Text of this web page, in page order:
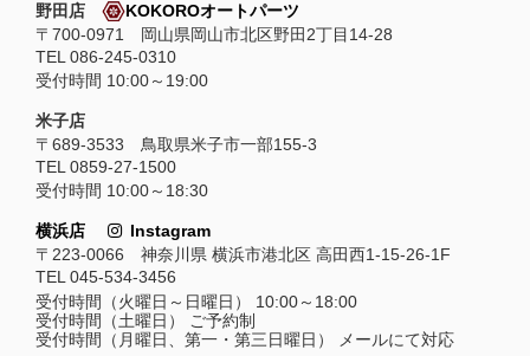
野田店
KOKOROオートパーツ
〒700-0971 岡山県岡山市北区野田2丁目14-28
TEL 086-245-0310
受付時間 10:00～19:00
米子店
〒689-3533 鳥取県米子市一部155-3
TEL 0859-27-1500
受付時間 10:00～18:30
横浜店
Instagram
〒223-0066 神奈川県 横浜市港北区 高田西1-15-26-1F
TEL 045-534-3456
受付時間（火曜日～日曜日） 10:00～18:00
受付時間（土曜日） ご予約制
受付時間（月曜日、第一・第三日曜日） メールにて対応